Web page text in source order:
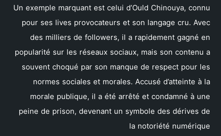
Un exemple marquant est celui d’Ould Chinouya, connu
pour ses lives provocateurs et son langage cru. Avec
des milliers de followers, il a rapidement gagné en
popularité sur les réseaux sociaux, mais son contenu a
souvent choqué par son manque de respect pour les
normes sociales et morales. Accusé d’atteinte à la
morale publique, il a été arrêté et condamné à une
peine de prison, devenant un symbole des dérives de
la notoriété numérique